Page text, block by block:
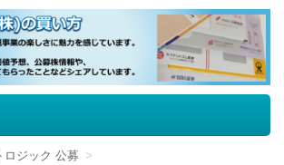
公開株）の買い方
ロジック 公募